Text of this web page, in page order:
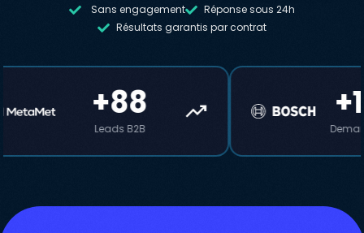
Sans engagement
Réponse sous 24h
Résultats garantis par contrat
+135%
Demandes de devis
trending_up +175%
Trafic qualifié